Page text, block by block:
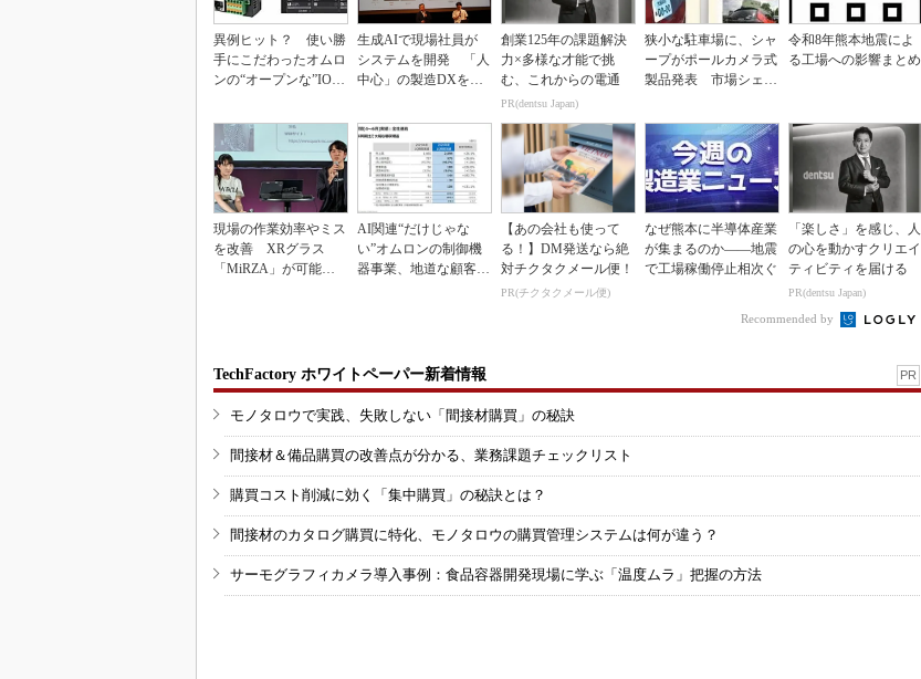
異例ヒット？ 使い勝
手にこだわったオムロ
ンの“オープンな”IO-L
生成AIで現場社員が
システムを開発 「人
中心」の製造DXを自
創業125年の課題解決
力×多様な才能で挑
む、これからの電通
PR(dentsu Japan)
狭小な駐車場に、シャ
ープがポールカメラ式
製品発表 市場シェア
令和8年熊本地震によ
る工場への影響まとめ
現場の作業効率やミス
を改善 XRグラス
「MiRZA」が可能に
AI関連“だけじゃな
い”オムロンの制御機
器事業、地道な顧客基
【あの会社も使って
る！】DM発送なら絶
対チクタクメール便！
PR(チクタクメール便)
なぜ熊本に半導体産業
が集まるのか――地震
で工場稼働停止相次ぐ
「楽しさ」を感じ、人
の心を動かすクリエイ
ティビティを届ける
PR(dentsu Japan)
Recommended by
TechFactory ホワイトペーパー新着情報 PR
モノタロウで実践、失敗しない「間接材購買」の秘訣
間接材＆備品購買の改善点が分かる、業務課題チェックリスト
購買コスト削減に効く「集中購買」の秘訣とは？
間接材のカタログ購買に特化、モノタロウの購買管理システムは何が違う？
サーモグラフィカメラ導入事例：食品容器開発現場に学ぶ「温度ムラ」把握の方法